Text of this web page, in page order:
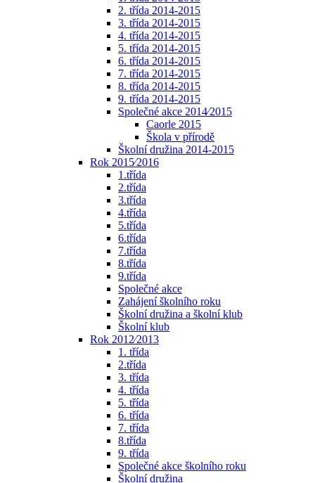
2. třída 2014-2015
3. třída 2014-2015
4. třída 2014-2015
5. třída 2014-2015
6. třída 2014-2015
7. třída 2014-2015
8. třída 2014-2015
9. třída 2014-2015
Společné akce 2014⁄2015
Caorle 2015
Škola v přírodě
Školní družina 2014-2015
Rok 2015⁄2016
1.třída
2.třída
3.třída
4.třída
5.třída
6.třída
7.třída
8.třída
9.třída
Společné akce
Zahájení školního roku
Školní družina a školní klub
Školní klub
Rok 2012⁄2013
1. třída
2.třída
3. třída
4. třída
5. třída
6. třída
7. třída
8.třída
9. třída
Společné akce školního roku
Školní družina